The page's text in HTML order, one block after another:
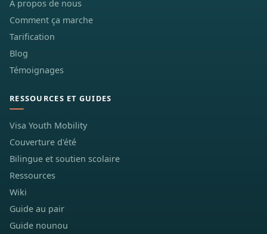
À propos de nous
Comment ça marche
Tarification
Blog
Témoignages
RESSOURCES ET GUIDES
Visa Youth Mobility
Couverture d'été
Bilingue et soutien scolaire
Ressources
Wiki
Guide au pair
Guide nounou